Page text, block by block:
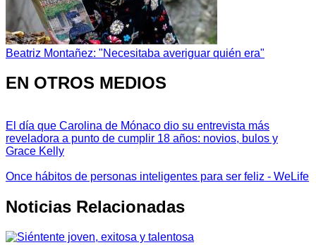
Beatriz Montañez: "Necesitaba averiguar quién era"
EN OTROS MEDIOS
El día que Carolina de Mónaco dio su entrevista más
reveladora a punto de cumplir 18 años: novios, bulos y
Grace Kelly
Once hábitos de personas inteligentes para ser feliz - WeLife
Noticias Relacionadas